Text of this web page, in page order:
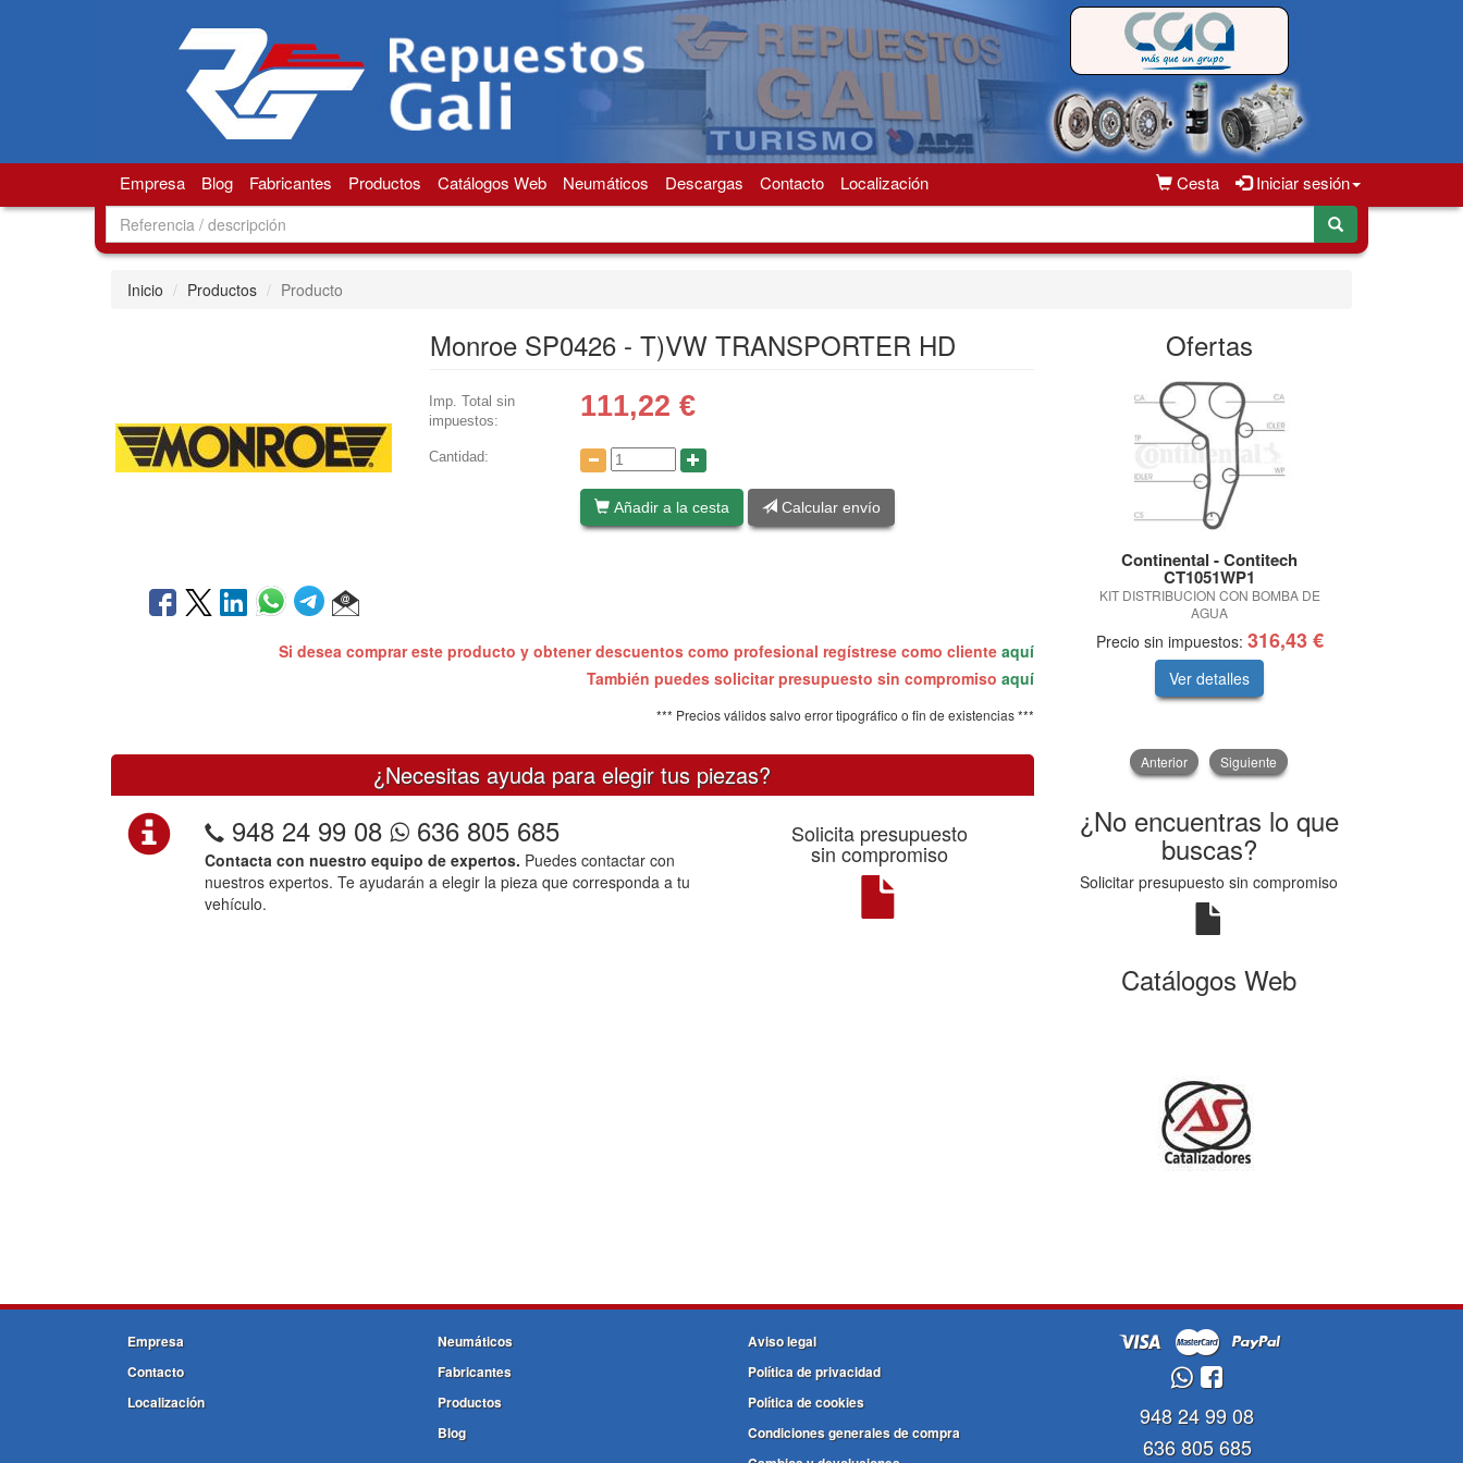
Cesta Iniciar sesión
Empresa Blog Fabricantes Productos Catálogos Web Neumáticos Descargas Contacto Localización
Inicio Productos Producto
Monroe SP0426 - T)VW TRANSPORTER HD
Imp. Total sin
impuestos:
111,22 €
Cantidad:
Añadir a la cesta Calcular envío
Si desea comprar este producto y obtener descuentos como profesional regístrese como cliente aquí
También puedes solicitar presupuesto sin compromiso aquí
*** Precios válidos salvo error tipográfico o fin de existencias ***
¿Necesitas ayuda para elegir tus piezas?
948 24 99 08 636 805 685
Contacta con nuestro equipo de expertos. Puedes contactar con
nuestros expertos. Te ayudarán a elegir la pieza que corresponda a tu
vehículo.
Solicita presupuesto
sin compromiso
Ofertas
Continental - Contitech
CT1051WP1
KIT DISTRIBUCION CON BOMBA DE
AGUA
Precio sin impuestos: 316,43 €
Ver detalles
Anterior Siguiente
¿No encuentras lo que
buscas?
Solicitar presupuesto sin compromiso
Catálogos Web
Empresa
Contacto
Localización
Neumáticos
Fabricantes
Productos
Blog
Aviso legal
Política de privacidad
Política de cookies
Condiciones generales de compra
948 24 99 08
636 805 685